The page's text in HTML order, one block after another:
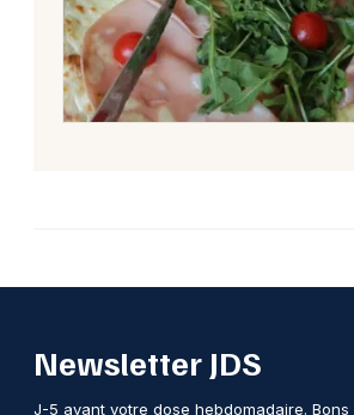
Newsletter JDS
J-5 avant votre dose hebdomadaire. Bons